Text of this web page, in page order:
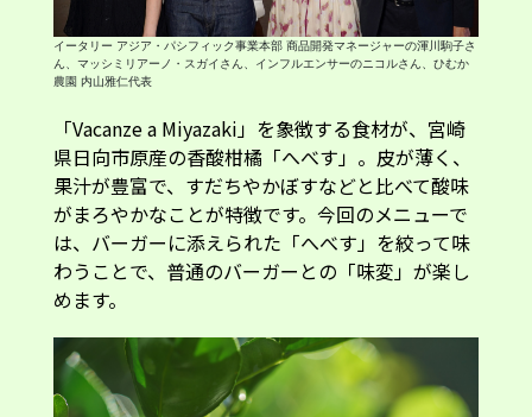
イータリー アジア・パシフィック事業本部 商品開発マネージャーの渾川駒子さ
ん、マッシミリアーノ・スガイさん、インフルエンサーのニコルさん、ひむか
農園 内山雅仁代表
「Vacanze a Miyazaki」を象徴する食材が、宮崎
県日向市原産の香酸柑橘「へべす」。皮が薄く、
果汁が豊富で、すだちやかぼすなどと比べて酸味
がまろやかなことが特徴です。今回のメニューで
は、バーガーに添えられた「へべす」を絞って味
わうことで、普通のバーガーとの「味変」が楽し
めます。